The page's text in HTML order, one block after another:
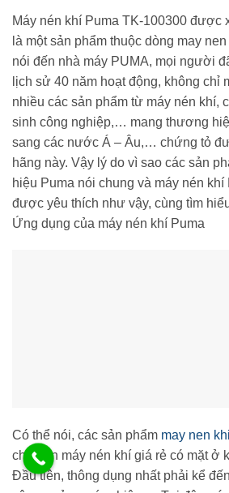
Máy nén khí Puma TK-100300 được
là một sản phẩm thuộc dòng may
nói đến nhà máy PUMA, mọi người
lịch sử 40 năm hoạt động, không chỉ
nhiều các sản phẩm từ máy nén khí,
sinh công nghiệp,… mang thương
sang các nước Á – Âu,… chứng tỏ
hãng này. Vậy lý do vì sao các sản
hiệu Puma nói chung và máy nén
được yêu thích như vậy, cùng tìm
Ứng dụng của máy nén khí Puma
Có thể nói, các sản phẩm may nen
cho đến máy nén khí giá rẻ có mặt ở
Đầu tiên, thông dụng nhất phải kể